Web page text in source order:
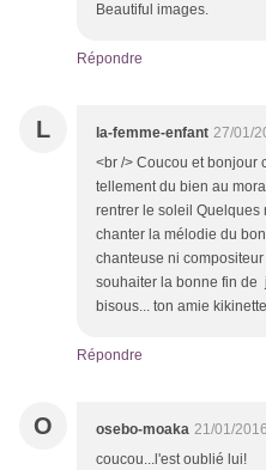
Beautiful images.
Répondre
L la-femme-enfant 27/01/
<br /> Coucou et bonjour
tellement du bien au
rentrer le soleil Quelques
chanter la mélodie du
chanteuse ni
souhaiter la bonne fin de
bisous... ton amie
Répondre
O osebo-moaka 21/01/
coucou...l'est oublié lui!